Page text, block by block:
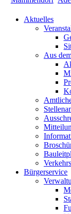
Aktuelles
Aus
Bürgerservice